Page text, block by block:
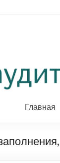
Главная